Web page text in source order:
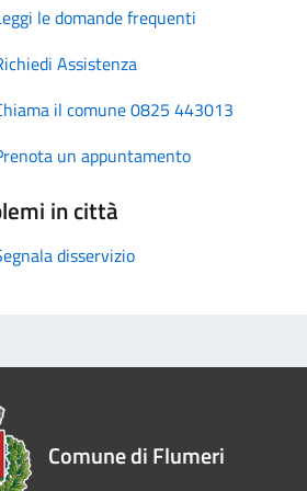
le domande frequenti
Assistenza
il comune 0825 443013
un appuntamento
in città
disservizio
Comune di Flumeri